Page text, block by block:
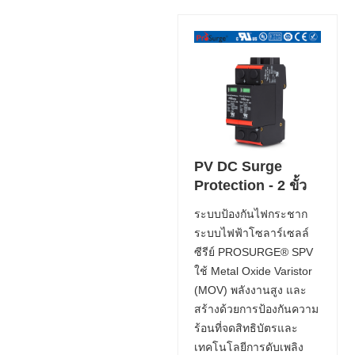
PV DC Surge
Protection - 2 ขั้ว
ระบบป้องกันไฟกระชาก
ระบบไฟฟ้าโซลาร์เซลล์
ซีรีย์ PROSURGE® SPV
ใช้ Metal Oxide Varistor
(MOV) พลังงานสูง และ
สร้างด้วยการป้องกันความ
ร้อนที่จดสิทธิบัตรและ
เทคโนโลยีการดับเพลิง